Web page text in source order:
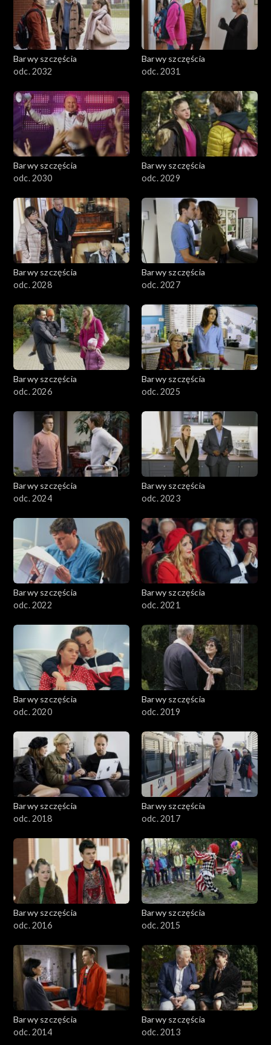
Barwy szczęścia
odc. 2032
Barwy szczęścia
odc. 2031
Barwy szczęścia
odc. 2030
Barwy szczęścia
odc. 2029
Barwy szczęścia
odc. 2028
Barwy szczęścia
odc. 2027
Barwy szczęścia
odc. 2026
Barwy szczęścia
odc. 2025
Barwy szczęścia
odc. 2024
Barwy szczęścia
odc. 2023
Barwy szczęścia
odc. 2022
Barwy szczęścia
odc. 2021
Barwy szczęścia
odc. 2020
Barwy szczęścia
odc. 2019
Barwy szczęścia
odc. 2018
Barwy szczęścia
odc. 2017
Barwy szczęścia
odc. 2016
Barwy szczęścia
odc. 2015
Barwy szczęścia
odc. 2014
Barwy szczęścia
odc. 2013